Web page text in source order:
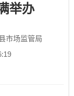
举办
市场监管局